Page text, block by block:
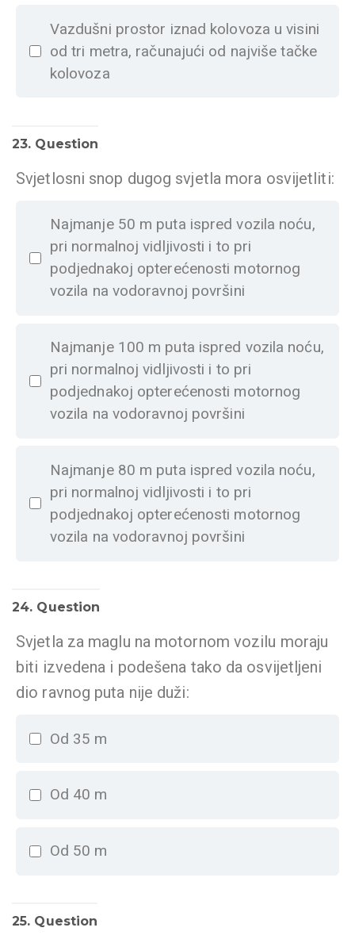
Vazdušni prostor iznad kolovoza u visini
od tri metra, računajući od najviše tačke
kolovoza
23. Question
Svjetlosni snop dugog svjetla mora osvijetliti:
Najmanje 50 m puta ispred vozila noću,
pri normalnoj vidljivosti i to pri
podjednakoj opterećenosti motornog
vozila na vodoravnoj površini
Najmanje 100 m puta ispred vozila noću,
pri normalnoj vidljivosti i to pri
podjednakoj opterećenosti motornog
vozila na vodoravnoj površini
Najmanje 80 m puta ispred vozila noću,
pri normalnoj vidljivosti i to pri
podjednakoj opterećenosti motornog
vozila na vodoravnoj površini
24. Question
Svjetla za maglu na motornom vozilu moraju
biti izvedena i podešena tako da osvijetljeni
dio ravnog puta nije duži:
Od 35 m
Od 40 m
Od 50 m
25. Question